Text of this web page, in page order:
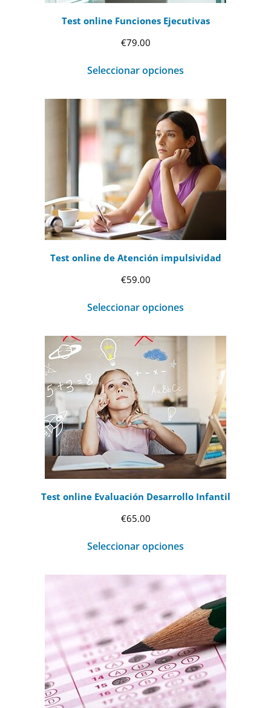
Test online Funciones Ejecutivas
€79.00
Seleccionar opciones
Test online de Atención impulsividad
€59.00
Seleccionar opciones
Test online Evaluación Desarrollo Infantil
€65.00
Seleccionar opciones